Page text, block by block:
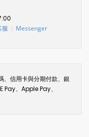
服 Messenger
、信用卡與分期付款、銀
Pay、Apple Pay、